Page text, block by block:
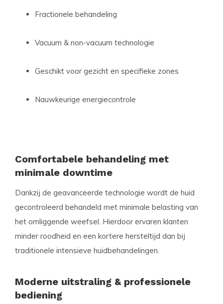
Fractionele behandeling
Vacuum & non-vacuum technologie
Geschikt voor gezicht en specifieke zones
Nauwkeurige energiecontrole
Comfortabele behandeling met
minimale downtime
Dankzij de geavanceerde technologie wordt de huid
gecontroleerd behandeld met minimale belasting van
het omliggende weefsel. Hierdoor ervaren klanten
minder roodheid en een kortere hersteltijd dan bij
traditionele intensieve huidbehandelingen.
Moderne uitstraling & professionele
bediening